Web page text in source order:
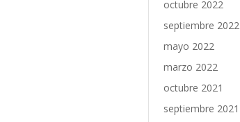
octubre 2022
septiembre 2022
mayo 2022
marzo 2022
octubre 2021
septiembre 2021